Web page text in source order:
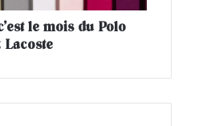
le mois du Polo
Lacoste